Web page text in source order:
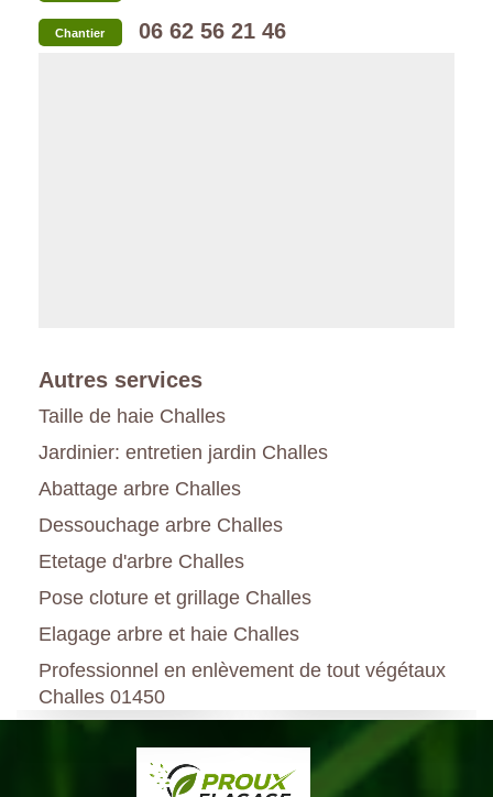
Chantier 06 62 56 21 46
Autres services
Taille de haie Challes
Jardinier: entretien jardin Challes
Abattage arbre Challes
Dessouchage arbre Challes
Etetage d'arbre Challes
Pose cloture et grillage Challes
Elagage arbre et haie Challes
Professionnel en enlèvement de tout végétaux
Challes 01450